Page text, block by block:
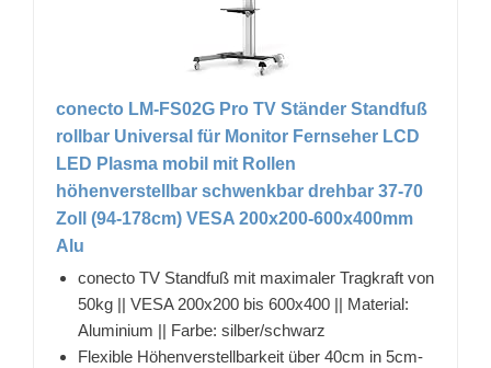
conecto LM-FS02G Pro TV Ständer Standfuß
rollbar Universal für Monitor Fernseher LCD
LED Plasma mobil mit Rollen
höhenverstellbar schwenkbar drehbar 37-70
Zoll (94-178cm) VESA 200x200-600x400mm
Alu
conecto TV Standfuß mit maximaler Tragkraft von
50kg || VESA 200x200 bis 600x400 || Material:
Aluminium || Farbe: silber/schwarz
Flexible Höhenverstellbarkeit über 40cm in 5cm-